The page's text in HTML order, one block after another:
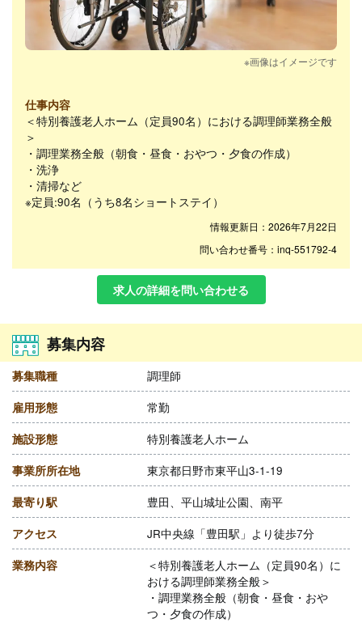
※画像はイメージです
仕事内容
＜特別養護老人ホーム（定員90名）における調理師業務全般
＞
・調理業務全般（朝食・昼食・おやつ・夕食の作成）
・洗浄
・清掃など
※定員:90名（うち8名ショートステイ）
情報更新日：2026年7月22日
問い合わせ番号：inq-551792-4
求人の詳細を問い合わせる
募集内容
募集職種 調理師
雇用形態 常勤
施設形態 特別養護老人ホーム
事業所所在地 東京都日野市東平山3-1-19
最寄り駅 豊田、平山城址公園、南平
アクセス JR中央線「豊田駅」より徒歩7分
業務内容
＜特別養護老人ホーム（定員90名）に
おける調理師業務全般＞
・調理業務全般（朝食・昼食・おや
つ・夕食の作成）